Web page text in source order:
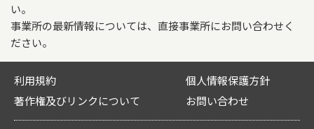
営業時間（祝日）
その他の年間休日
土曜、日曜、祝日及び12月29日～1月3日
営業時間に関する特記事項
介
1
介
2
介
3
介
4
介
5
要介護度
1年未満
1年以上5年未満 0 0
5年以上 1
特別地域加算
なし
特定事業所加算
なし
い。
事業所の最新情報については、直接事業所にお問い合わせく
ださい。
利用規約
個人情報保護方針
著作権及びリンクについて
お問い合わせ